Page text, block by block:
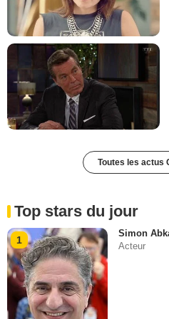
Toutes les actus
Top stars du jour
1
Simon
Acteur